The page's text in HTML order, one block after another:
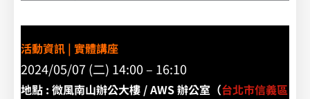
活動資訊 | 實體講座
2024/05/07 (二) 14:00 – 16:10
地點 : 微風南山辦公大樓 / AWS 辦公室（台北市信義區